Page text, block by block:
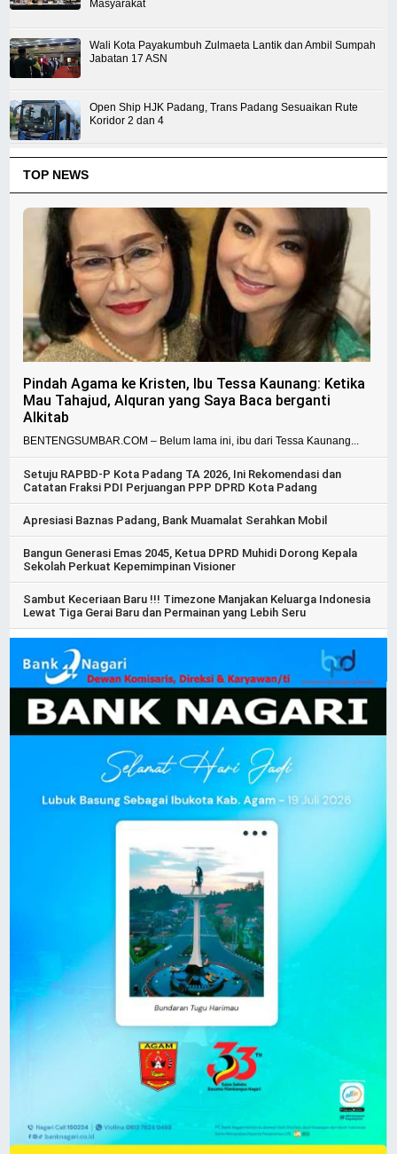
Masyarakat
Wali Kota Payakumbuh Zulmaeta Lantik dan Ambil Sumpah
Jabatan 17 ASN
Open Ship HJK Padang, Trans Padang Sesuaikan Rute
Koridor 2 dan 4
TOP NEWS
Pindah Agama ke Kristen, Ibu Tessa Kaunang: Ketika
Mau Tahajud, Alquran yang Saya Baca berganti
Alkitab
BENTENGSUMBAR.COM – Belum lama ini, ibu dari Tessa Kaunang...
Setuju RAPBD-P Kota Padang TA 2026, Ini Rekomendasi dan
Catatan Fraksi PDI Perjuangan PPP DPRD Kota Padang
Apresiasi Baznas Padang, Bank Muamalat Serahkan Mobil
Bangun Generasi Emas 2045, Ketua DPRD Muhidi Dorong Kepala
Sekolah Perkuat Kepemimpinan Visioner
Sambut Keceriaan Baru !!! Timezone Manjakan Keluarga Indonesia
Lewat Tiga Gerai Baru dan Permainan yang Lebih Seru